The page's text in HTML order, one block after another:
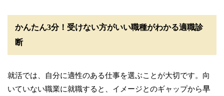
かんたん3分！受けない方がいい職種がわかる適職診
断
就活では、自分に適性のある仕事を選ぶことが大切です。向
いていない職業に就職すると、イメージとのギャップから早